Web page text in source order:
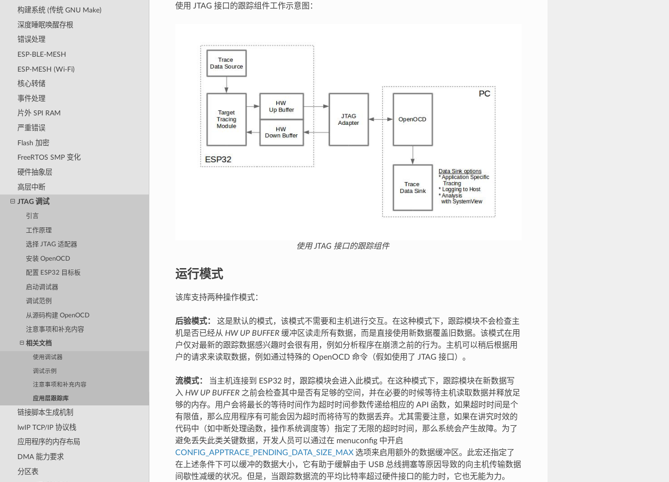
构建系统 (传统 GNU Make)
深度睡眠唤醒存根
错误处理
ESP-BLE-MESH
ESP-MESH (Wi-Fi)
核心转储
事件处理
片外 SPI RAM
严重错误
Flash 加密
FreeRTOS SMP 变化
硬件抽象层
高层中断
JTAG 调试
引言
工作原理
选择 JTAG 适配器
安装 OpenOCD
配置 ESP32 目标板
启动调试器
调试范例
从源码构建 OpenOCD
注意事项和补充内容
相关文档
使用调试器
调试示例
注意事项和补充内容
应用层跟踪库
链接脚本生成机制
lwIP TCP/IP 协议栈
应用程序的内存布局
DMA 能力要求
分区表
使用 JTAG 接口的跟踪组件工作示意图：
使用 JTAG 接口的跟踪组件
运行模式
该库支持两种操作模式：
后验模式：
这是默认的模式，该模式不需要和主机进行交互。在这种模式下，跟踪模块不会检查主
机是否已经从 HW UP BUFFER缓冲区读走所有数据，而是直接使用新数据覆盖旧数据。该模式在用
户仅对最新的跟踪数据感兴趣时会很有用，例如分析程序在崩溃之前的行为。主机可以稍后根据用
户的请求来读取数据，例如通过特殊的 OpenOCD 命令（假如使用了 JTAG 接口）。
流模式：
当主机连接到 ESP32 时，跟踪模块会进入此模式。在这种模式下，跟踪模块在新数据写
入 HW UP BUFFER之前会检查其中是否有足够的空间，并在必要的时候等待主机读取数据并释放足
够的内存。用户会将最长的等待时间作为超时时间参数传递给相应的 API 函数，如果超时时间是个
有限值，那么应用程序有可能会因为超时而将待写的数据丢弃。尤其需要注意，如果在讲究时效的
代码中（如中断处理函数，操作系统调度等）指定了无限的超时时间，那么系统会产生故障。为了
避免丢失此类关键数据，开发人员可以通过在 menuconfig 中开启
CONFIG_APPTRACE_PENDING_DATA_SIZE_MAX选项来启用额外的数据缓冲区。此宏还指定了
在上述条件下可以缓冲的数据大小，它有助于缓解由于 USB 总线拥塞等原因导致的向主机传输数据
间歇性减缓的状况。但是，当跟踪数据流的平均比特率超过硬件接口的能力时，它也无能为力。